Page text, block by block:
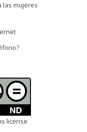
las mujeres
license